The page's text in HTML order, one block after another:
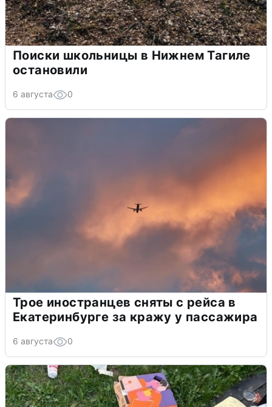
Поиски школьницы в Нижнем Тагиле
остановили
6 августа 0
Трое иностранцев сняты с рейса в
Екатеринбурге за кражу у пассажира
6 августа 0